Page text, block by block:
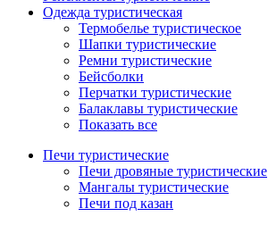
Одежда туристическая
Термобелье туристическое
Шапки туристические
Ремни туристические
Бейсболки
Перчатки туристические
Балаклавы туристические
Показать все
Печи туристические
Печи дровяные туристические
Мангалы туристические
Печи под казан